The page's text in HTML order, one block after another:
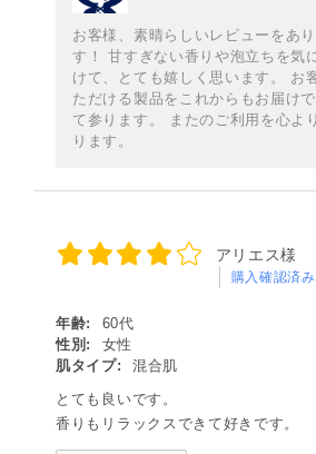
お客様、素晴らしいレビューをあ
す！ 甘すぎない香りや泡立ちを気
けて、とても嬉しく思います。 お
ただける製品をこれからもお届け
て参ります。 またのご利用を心よ
ります。
アリエス様
購入確認済み
年齢:
60代
性別:
女性
肌タイプ:
混合肌
とても良いです。
香りもリラックスできて好きです。